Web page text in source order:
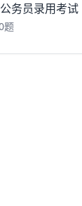
务员录用考试
题